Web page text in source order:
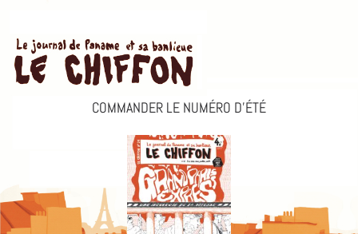
contenu
COMMANDER LE NUMÉRO D’ÉTÉ